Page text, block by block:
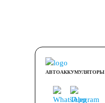
АВТОАККУМУЛЯТОРЫ